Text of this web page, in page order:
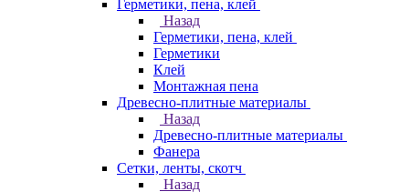
Герметики, пена, клей
Назад
Герметики, пена, клей
Герметики
Клей
Монтажная пена
Древесно-плитные материалы
Назад
Древесно-плитные материалы
Фанера
Сетки, ленты, скотч
Назад